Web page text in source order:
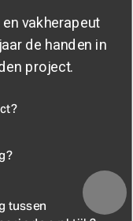
vakherapeut
de handen in
tussen